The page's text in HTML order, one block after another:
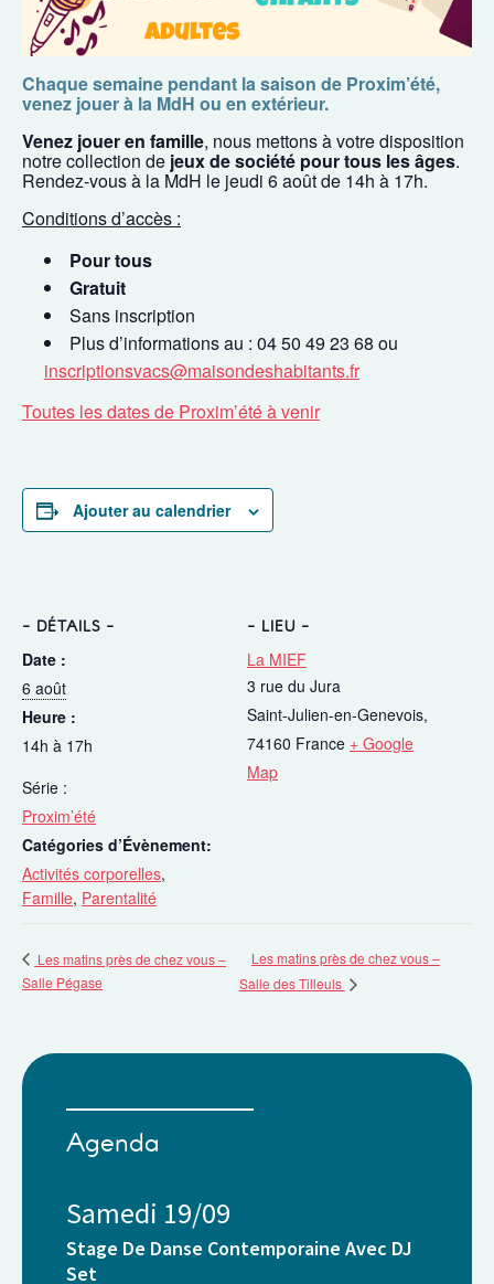
Chaque semaine pendant la saison de Proxim’été,
venez jouer à la MdH ou en extérieur.
Venez jouer en famille, nous mettons à votre disposition
notre collection de jeux de société pour tous les âges.
Rendez-vous à la MdH le jeudi 6 août de 14h à 17h.
Conditions d’accès :
Pour tous
Gratuit
Sans inscription
Plus d’informations au : 04 50 49 23 68 ou
inscriptionsvacs@maisondeshabitants.fr
Toutes les dates de Proxim’été à venir
Ajouter au calendrier
DÉTAILS
Date :
6 août
Heure :
14h à 17h
Série :
Proxim’été
Catégories d’Évènement:
Activités corporelles,
Famille, Parentalité
LIEU
La MIEF
3 rue du Jura
Saint-Julien-en-Genevois,
74160 France + Google
Map
Les matins près de chez vous –
Salle Pégase
Les matins près de chez vous –
Salle des Tilleuls
Agenda
Samedi 19/09
Stage De Danse Contemporaine Avec DJ
Set